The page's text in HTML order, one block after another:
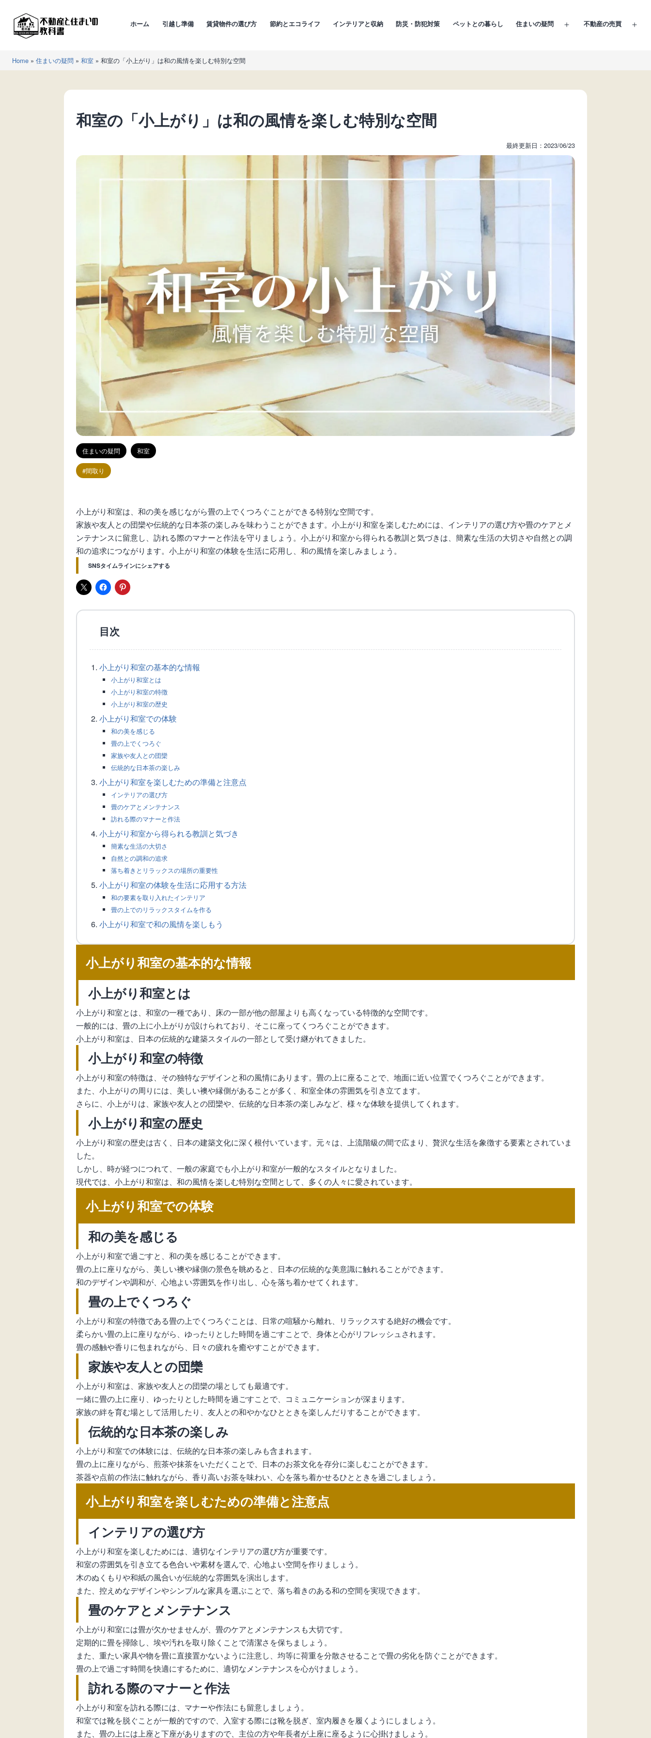
へ
不
動
ホーム 引越し準備 賃貸物件の選び方 節約とエコライフ インテリアと収納 防災・防犯対策 ペットとの暮らし 住まいの疑問
メ
開
不動産の売買
メ
Home » 住まいの疑問 » 和室 » 和室の「小上がり」は和の風情を楽しむ特別な空間
和室の「小上がり」は和の風情を楽しむ特別な空間
最終更新日：2023/06/23
住まいの疑問 和室
間取り
小上がり和室は、和の美を感じながら畳の上でくつろぐことができる特別な空間です。
家族や友人との団欒や伝統的な日本茶の楽しみを味わうことができます。小上がり和室を楽しむためには、インテリアの選び方や畳のケアとメ
ンテナンスに留意し、訪れる際のマナーと作法を守りましょう。小上がり和室から得られる教訓と気づきは、簡素な生活の大切さや自然との調
和の追求につながります。小上がり和室の体験を生活に応用し、和の風情を楽しみましょう。
SNSタイムラインにシェアする
目次
小上がり和室の基本的な情報
小上がり和室とは
小上がり和室の特徴
小上がり和室の歴史
小上がり和室での体験
和の美を感じる
畳の上でくつろぐ
家族や友人との団欒
伝統的な日本茶の楽しみ
小上がり和室を楽しむための準備と注意点
インテリアの選び方
畳のケアとメンテナンス
訪れる際のマナーと作法
小上がり和室から得られる教訓と気づき
簡素な生活の大切さ
自然との調和の追求
落ち着きとリラックスの場所の重要性
小上がり和室の体験を生活に応用する方法
和の要素を取り入れたインテリア
畳の上でのリラックスタイムを作る
小上がり和室で和の風情を楽しもう
小上がり和室の基本的な情報
小上がり和室とは
小上がり和室とは、和室の一種であり、床の一部が他の部屋よりも高くなっている特徴的な空間です。
一般的には、畳の上に小上がりが設けられており、そこに座ってくつろぐことができます。
小上がり和室は、日本の伝統的な建築スタイルの一部として受け継がれてきました。
小上がり和室の特徴
小上がり和室の特徴は、その独特なデザインと和の風情にあります。畳の上に座ることで、地面に近い位置でくつろぐことができます。
また、小上がりの周りには、美しい襖や縁側があることが多く、和室全体の雰囲気を引き立てます。
さらに、小上がりは、家族や友人との団欒や、伝統的な日本茶の楽しみなど、様々な体験を提供してくれます。
小上がり和室の歴史
小上がり和室の歴史は古く、日本の建築文化に深く根付いています。元々は、上流階級の間で広まり、贅沢な生活を象徴する要素とされていま
した。
しかし、時が経つにつれて、一般の家庭でも小上がり和室が一般的なスタイルとなりました。
現代では、小上がり和室は、和の風情を楽しむ特別な空間として、多くの人々に愛されています。
小上がり和室での体験
和の美を感じる
小上がり和室で過ごすと、和の美を感じることができます。
畳の上に座りながら、美しい襖や縁側の景色を眺めると、日本の伝統的な美意識に触れることができます。
和のデザインや調和が、心地よい雰囲気を作り出し、心を落ち着かせてくれます。
畳の上でくつろぐ
小上がり和室の特徴である畳の上でくつろぐことは、日常の喧騒から離れ、リラックスする絶好の機会です。
柔らかい畳の上に座りながら、ゆったりとした時間を過ごすことで、身体と心がリフレッシュされます。
畳の感触や香りに包まれながら、日々の疲れを癒やすことができます。
家族や友人との団欒
小上がり和室は、家族や友人との団欒の場としても最適です。
一緒に畳の上に座り、ゆったりとした時間を過ごすことで、コミュニケーションが深まります。
家族の絆を育む場として活用したり、友人との和やかなひとときを楽しんだりすることができます。
伝統的な日本茶の楽しみ
小上がり和室での体験には、伝統的な日本茶の楽しみも含まれます。
畳の上に座りながら、煎茶や抹茶をいただくことで、日本のお茶文化を存分に楽しむことができます。
茶器や点前の作法に触れながら、香り高いお茶を味わい、心を落ち着かせるひとときを過ごしましょう。
小上がり和室を楽しむための準備と注意点
インテリアの選び方
小上がり和室を楽しむためには、適切なインテリアの選び方が重要です。
和室の雰囲気を引き立てる色合いや素材を選んで、心地よい空間を作りましょう。
木のぬくもりや和紙の風合いが伝統的な雰囲気を演出します。
また、控えめなデザインやシンプルな家具を選ぶことで、落ち着きのある和の空間を実現できます。
畳のケアとメンテナンス
小上がり和室には畳が欠かせませんが、畳のケアとメンテナンスも大切です。
定期的に畳を掃除し、埃や汚れを取り除くことで清潔さを保ちましょう。
また、重たい家具や物を畳に直接置かないように注意し、均等に荷重を分散させることで畳の劣化を防ぐことができます。
畳の上で過ごす時間を快適にするために、適切なメンテナンスを心がけましょう。
訪れる際のマナーと作法
小上がり和室を訪れる際には、マナーや作法にも留意しましょう。
和室では靴を脱ぐことが一般的ですので、入室する際には靴を脱ぎ、室内履きを履くようにしましょう。
また、畳の上には上座と下座がありますので、主位の方や年長者が上座に座るように心掛けましょう。